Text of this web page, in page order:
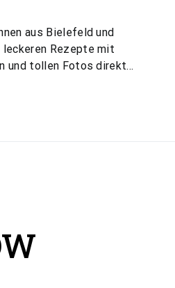
aus Bielefeld und
leckeren Rezepte mit
und tollen Fotos direkt…